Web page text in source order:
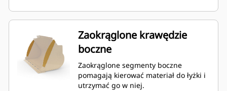
Zaokrąglone krawędzie
boczne
Zaokrąglone segmenty boczne
pomagają kierować materiał do łyżki i
utrzymać go w niej.